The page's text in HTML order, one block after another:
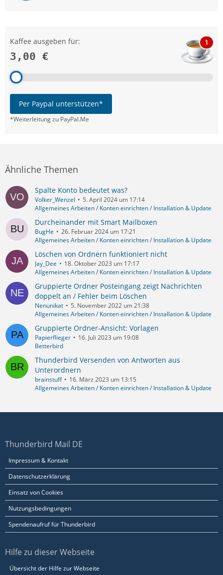
Kaffee ausgeben für:
3,00 €
1
Per Paypal unterstützen*
*Weiterleitung zu PayPal.Me
Ähnliche Themen
Spalte Konto bedeutet was?
Volker_Wenzel
5. April 2024 um 17:14
Allgemeines Arbeiten / Konten einrichten / Installation & Update
Durcheinander mit Smart Mailboxen
BugHe
26. Februar 2024 um 17:21
Allgemeines Arbeiten / Konten einrichten / Installation & Update
Löschen von Ordnern funktioniert nicht
Jay_Dee
18. Oktober 2023 um 17:17
Allgemeines Arbeiten / Konten einrichten / Installation & Update
Gruppierte Ordner Posteingang zeigt Nachrichten
doppelt an / Fehler beim Löschen
Nenunikat
5. November 2022 um 21:38
Allgemeines Arbeiten / Konten einrichten / Installation & Update
Gruppierte Ordner-Ansicht: Vorlagen
Papierflieger
16. Juli 2023 um 19:08
Betterbird
Thunderbird Versenden von Antworten aus
Unterordnern
brainstuff
16. März 2023 um 13:15
Allgemeines Arbeiten / Konten einrichten / Installation & Update
Thunderbird Mail DE
Impressum & Kontakt
Datenschutzerklärung
Einsatz von Cookies
Nutzungsbedingungen
Spendenaufruf für Thunderbird
Hilfe zu dieser Webseite
Übersicht der Hilfe zur Webseite